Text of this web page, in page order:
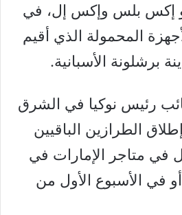
إكس بلس وإكس إل، في
المحمولة الذي أقيم
برشلونة الأسبانية.
رئيس نوكيا في الشرق
الطرازين الباقيين
متاجر الإمارات في
أو في الأسبوع الأول من